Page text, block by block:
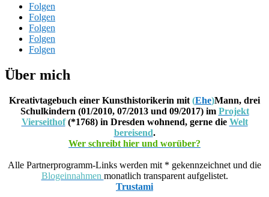
Folgen
Folgen
Folgen
Folgen
Folgen
Über mich
Kreativtagebuch einer Kunsthistorikerin mit (Ehe)Mann, drei
Schulkindern (01/2010, 07/2013 und 09/2017) im Projekt
Vierseithof(*1768) in Dresden wohnend, gerne die Welt
bereisend.
Wer schreibt hier und worüber?
Alle Partnerprogramm-Links werden mit * gekennzeichnet und die
Blogeinnahmen monatlich transparent aufgelistet.
Trustami